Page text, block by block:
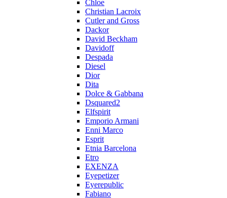
Chloe
Christian Lacroix
Cutler and Gross
Dackor
David Beckham
Davidoff
Despada
Diesel
Dior
Dita
Dolce & Gabbana
Dsquared2
Elfspirit
Emporio Armani
Enni Marco
Esprit
Etnia Barcelona
Etro
EXENZA
Eyepetizer
Eyerepublic
Fabiano